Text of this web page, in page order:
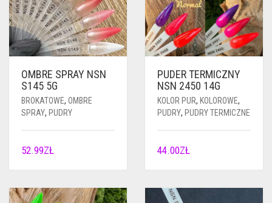
OMBRE SPRAY NSN
S145 5G
BROKATOWE, OMBRE
SPRAY, PUDRY
52.99ZŁ
PUDER TERMICZNY
NSN 2450 14G
KOLOR PUR, KOLOROWE,
PUDRY, PUDRY TERMICZNE
44.00ZŁ